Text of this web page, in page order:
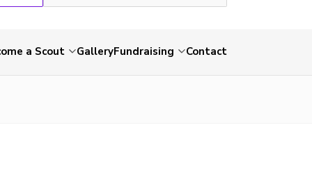
a Scout GalleryFundraising Contact